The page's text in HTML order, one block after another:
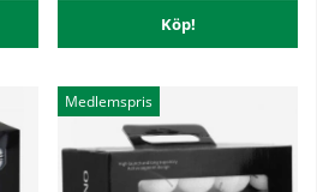
Köp!
Medlemspris